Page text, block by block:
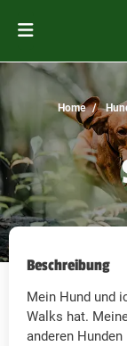
Home
Beschreibung
Mein Hund und
Walks hat.
anderen